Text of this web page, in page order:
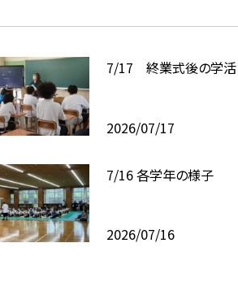
7/17 終業式後の学活
2026/07/17
7/16 各学年の様子
2026/07/16